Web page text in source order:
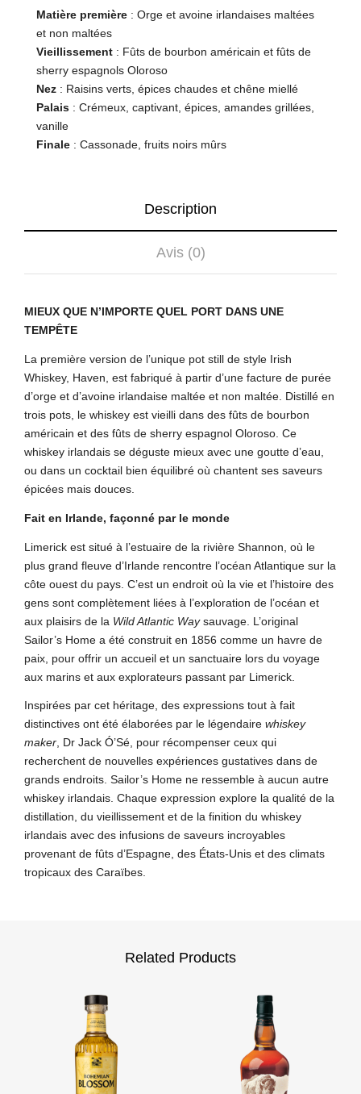
Matière première : Orge et avoine irlandaises maltées
et non maltées
Vieillissement : Fûts de bourbon américain et fûts de
sherry espagnols Oloroso
Nez : Raisins verts, épices chaudes et chêne miellé
Palais : Crémeux, captivant, épices, amandes grillées,
vanille
Finale : Cassonade, fruits noirs mûrs
Description
Avis (0)
MIEUX QUE N’IMPORTE QUEL PORT DANS UNE
TEMPÊTE
La première version de l’unique pot still de style Irish
Whiskey, Haven, est fabriqué à partir d’une facture de purée
d’orge et d’avoine irlandaise maltée et non maltée. Distillé en
trois pots, le whiskey est vieilli dans des fûts de bourbon
américain et des fûts de sherry espagnol Oloroso. Ce
whiskey irlandais se déguste mieux avec une goutte d’eau,
ou dans un cocktail bien équilibré où chantent ses saveurs
épicées mais douces.
Fait en Irlande, façonné par le monde
Limerick est situé à l’estuaire de la rivière Shannon, où le
plus grand fleuve d’Irlande rencontre l’océan Atlantique sur la
côte ouest du pays. C’est un endroit où la vie et l’histoire des
gens sont complètement liées à l’exploration de l’océan et
aux plaisirs de la Wild Atlantic Waysauvage. L’original
Sailor’s Home a été construit en 1856 comme un havre de
paix, pour offrir un accueil et un sanctuaire lors du voyage
aux marins et aux explorateurs passant par Limerick.
Inspirées par cet héritage, des expressions tout à fait
distinctives ont été élaborées par le légendaire whiskey
maker, Dr Jack Ó’Sé, pour récompenser ceux qui
recherchent de nouvelles expériences gustatives dans de
grands endroits. Sailor’s Home ne ressemble à aucun autre
whiskey irlandais. Chaque expression explore la qualité de la
distillation, du vieillissement et de la finition du whiskey
irlandais avec des infusions de saveurs incroyables
provenant de fûts d’Espagne, des États-Unis et des climats
tropicaux des Caraïbes.
Related Products